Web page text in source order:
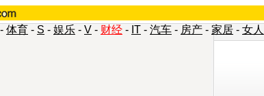
- 体育 - S - 娱乐 - V - 财经 - IT - 汽车 - 房产 - 家居 - 女人